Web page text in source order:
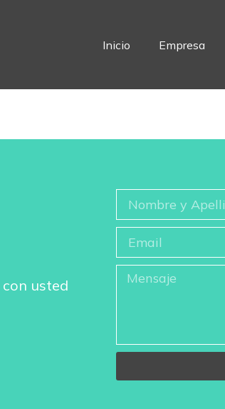
Inicio Empresa
usted